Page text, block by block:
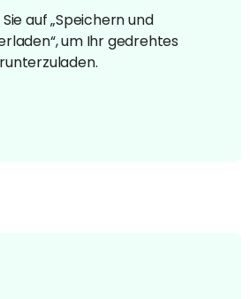
auf „Speichern und
um Ihr gedrehtes